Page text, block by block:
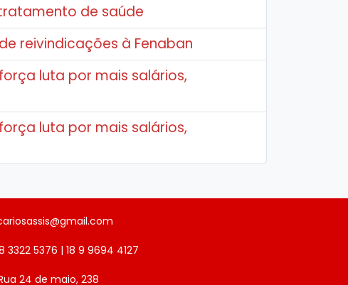
de saúde
reivindicações à Fenaban
luta por mais salários,
luta por mais salários,
3322 5376 | 18 9 9694 4127
24 de maio, 238